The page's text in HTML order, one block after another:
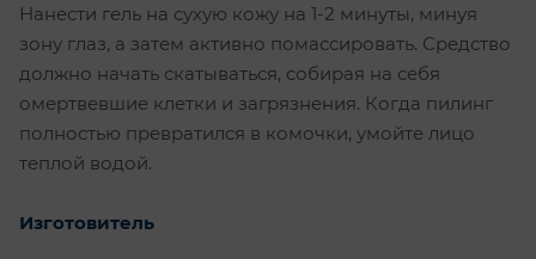
Нанести гель на сухую кожу на 1-2 минуты, минуя
зону глаз, а затем активно помассировать. Средство
должно начать скатываться, собирая на себя
омертвевшие клетки и загрязнения. Когда пилинг
полностью превратился в комочки, умойте лицо
теплой водой.
Изготовитель